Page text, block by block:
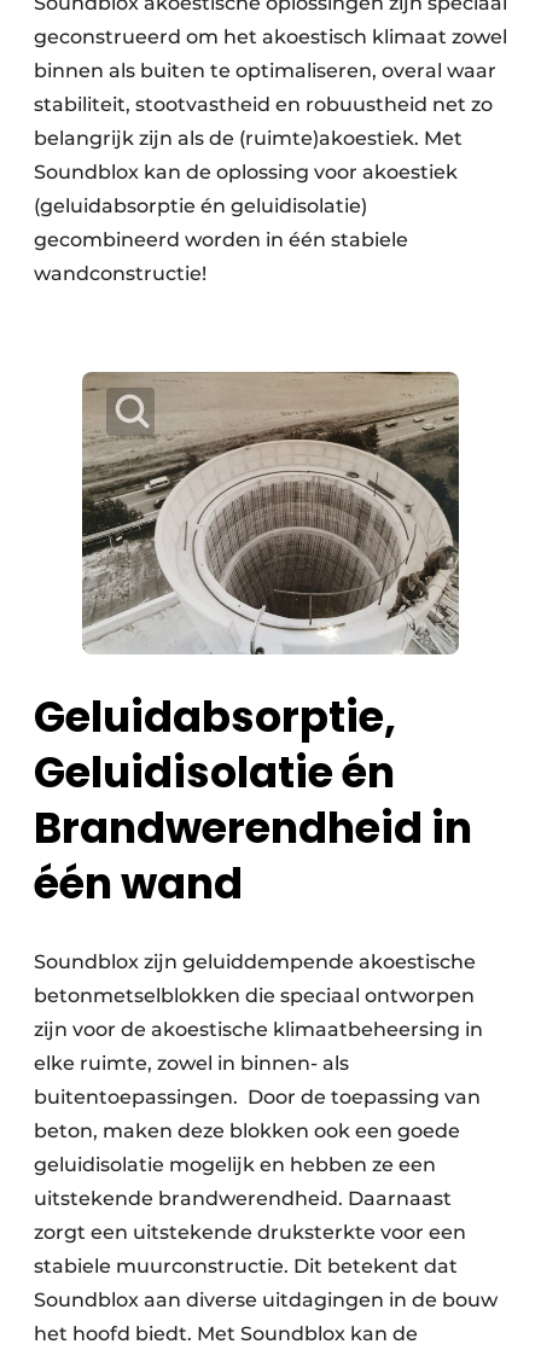
geconstrueerd om het akoestisch klimaat zowel
binnen als buiten te optimaliseren, overal waar
stabiliteit, stootvastheid en robuustheid net zo
belangrijk zijn als de (ruimte)akoestiek. Met
Soundblox kan de oplossing voor akoestiek
(geluidabsorptie én geluidisolatie)
gecombineerd worden in één stabiele
wandconstructie!
Geluidabsorptie,
Geluidisolatie én
Brandwerendheid in
één wand
Soundblox zijn geluiddempende akoestische
betonmetselblokken die speciaal ontworpen
zijn voor de akoestische klimaatbeheersing in
elke ruimte, zowel in binnen- als
buitentoepassingen. Door de toepassing van
beton, maken deze blokken ook een goede
geluidisolatie mogelijk en hebben ze een
uitstekende brandwerendheid. Daarnaast
zorgt een uitstekende druksterkte voor een
stabiele muurconstructie. Dit betekent dat
Soundblox aan diverse uitdagingen in de bouw
het hoofd biedt. Met Soundblox kan de